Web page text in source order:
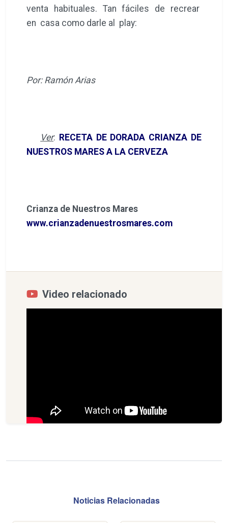
venta habituales. Tan fáciles de recrear
en casa como darle al play:
Por: Ramón Arias
Ver: RECETA DE DORADA CRIANZA DE
NUESTROS MARES A LA CERVEZA
Crianza de Nuestros Mares
www.crianzadenuestrosmares.com
Video relacionado
Noticias Relacionadas